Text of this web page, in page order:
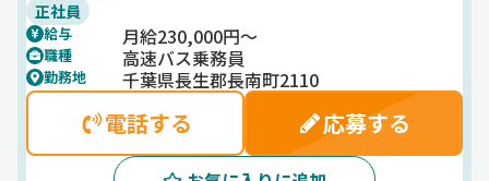
正社員
給与 月給230,000円～
職種 高速バス乗務員
勤務地 千葉県長生郡長南町2110
電話する 応募する